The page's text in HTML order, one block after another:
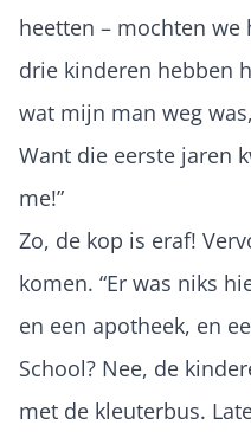
heetten – mochten
drie kinderen hebben
wat mijn man weg
Want die eerste jaren
me!”
Zo, de kop is eraf!
komen. “Er was niks
en een apotheek, en
School? Nee, de
met de kleuterbus.